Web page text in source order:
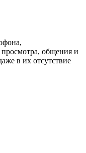
общения и
в их отсутствие